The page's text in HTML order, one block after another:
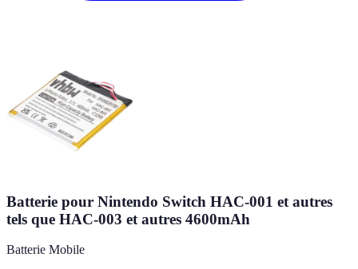
Batterie pour Nintendo Switch HAC-001 et autres
tels que HAC-003 et autres 4600mAh
Batterie Mobile